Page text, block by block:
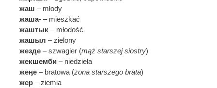
жаш – młody
жаша- – mieszkać
жаштык – młodość
жашыл – zielony
жезде – szwagier (mąż starszej siostry)
жекшемби – niedziela
жеӊе – bratowa (żona starszego brata)
жер – ziemia